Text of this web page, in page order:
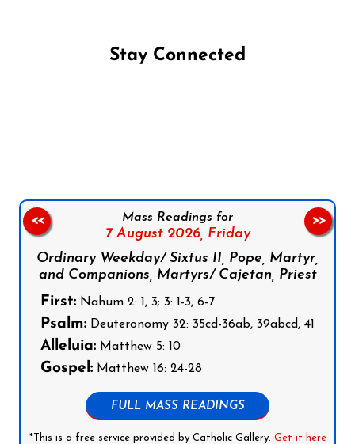
Stay Connected
Mass Readings for
7 August 2026, Friday
Ordinary Weekday/ Sixtus II, Pope, Martyr,
and Companions, Martyrs/ Cajetan, Priest
First: Nahum 2: 1, 3; 3: 1-3, 6-7
Psalm: Deuteronomy 32: 35cd-36ab, 39abcd, 41
Alleluia: Matthew 5: 10
Gospel: Matthew 16: 24-28
FULL MASS READINGS
*This is a free service provided by Catholic Gallery. Get it here
<< >>